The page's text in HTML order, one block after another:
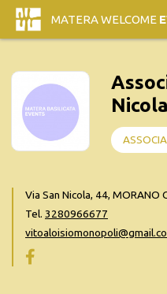
MATERA WELCOME
Nicola
Via San Nicola, 44, MORANO
Tel. 3280966677